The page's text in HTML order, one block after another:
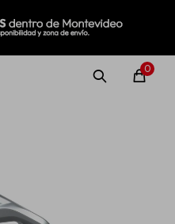
0
MI CUENTA
Rolling Repuestos